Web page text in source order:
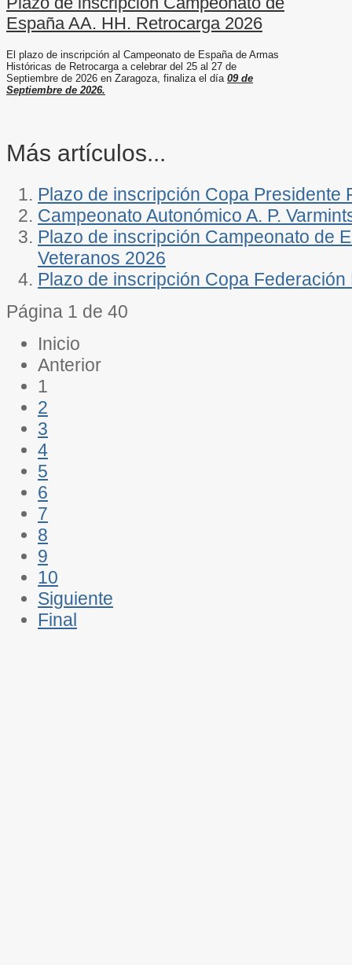
España AA. HH. Retrocarga 2026
El plazo de inscripción al Campeonato de España de Armas
Históricas de Retrocarga a celebrar del 25 al 27 de
Septiembre de 2026 en Zaragoza, finaliza el día 09 de
Septiembre de 2026.
Más artículos...
Plazo de inscripción Copa Presidente
Campeonato Autonómico A. P.
Plazo de inscripción Campeonato de
Veteranos 2026
Plazo de inscripción Copa Federación
Página 1 de 40
Inicio
Anterior
1
2
3
4
5
6
7
8
9
10
Siguiente
Final